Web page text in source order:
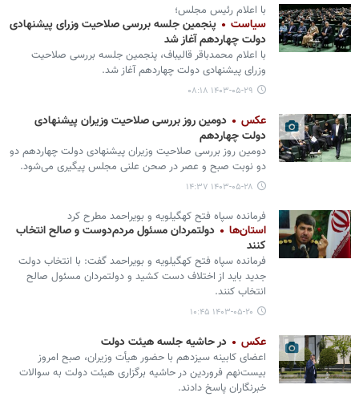
با اعلام رئیس مجلس؛
سیاست
پنجمین جلسه بررسی صلاحیت وزرای پیشنهادی
دولت چهاردهم آغاز شد
با اعلام محمدباقر قالیباف، پنجمین جلسه بررسی صلاحیت
وزرای پیشنهادی دولت چهاردهم آغاز شد.
۱۴۰۳-۰۵-۲۹ ۰۸:۱۸
عکس
دومین روز بررسی صلاحیت وزیران پیشنهادی
دولت چهاردهم
دومین روز بررسی صلاحیت وزیران پیشنهادی دولت چهاردهم دو
دو نوبت صبح و عصر در صحن علنی مجلس پیگیری می‌شود.
۱۴۰۳-۰۵-۲۸ ۱۴:۳۷
فرمانده سپاه فتح کهگیلویه و بویراحمد مطرح کرد
استان‌ها
دولتمردان مسئول مردم‌دوست و صالح انتخاب
کنند
فرمانده سپاه فتح کهگیلویه و بویراحمد گفت: با انتخاب دولت
جدید باید از اختلاف دست کشید و دولتمردان مسئول صالح
انتخاب کنند.
۱۴۰۳-۰۵-۲۰ ۱۰:۴۵
عکس در حاشیه جلسه هیئت دولت
اعضای کابینه سیزدهم با حضور هیأت وزیران، صبح امروز
بیست‌نهم فروردین در حاشیه برگزاری هیئت دولت به سوالات
خبرنگاران پاسخ دادند.